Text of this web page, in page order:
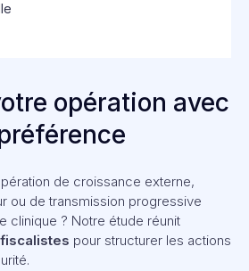
opération avec
de croissance externe,
ou de transmission progressive
clinique ? Notre étude réunit
pour structurer les actions